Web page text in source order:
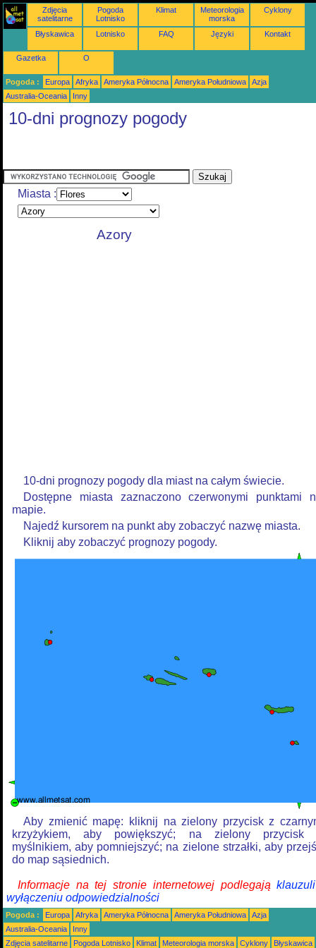
Zdjęcia
satelitarne
Pogoda
Lotnisko
Klimat
Meteorologia
morska
Cyklony
Błyskawica Lotnisko FAQ Języki Kontakt
Gazetka O
Pogoda : Europa Afryka Ameryka Północna Ameryka Południowa
Azja
Australia-Oceania
Inny
10-dni prognozy pogody
Miasta :
Azory
10-dni prognozy pogody dla miast na całym świecie.
Dostępne miasta zaznaczono czerwonymi punktami
mapie.
Najedź kursorem na punkt aby zobaczyć nazwę miasta.
Kliknij aby zobaczyć prognozy pogody.
Aby zmienić mapę: kliknij na zielony przycisk z
krzyżykiem, aby powiększyć; na zielony przycisk
myślnikiem, aby pomniejszyć; na zielone strzałki, aby
do map sąsiednich.
Informacje na tej stronie internetowej podlegają
wyłączeniu odpowiedzialności
Pogoda : Europa Afryka Ameryka Północna Ameryka Południowa
Azja
Australia-Oceania
Inny
Zdjęcia satelitarne
Pogoda Lotnisko Klimat Meteorologia morska Cyklony Błyskawica